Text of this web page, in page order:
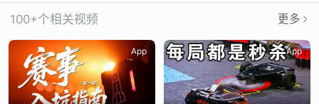
100+个相关视频 更多
App App